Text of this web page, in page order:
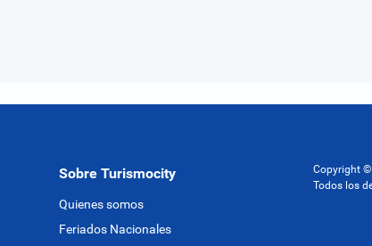
Sobre Turismocity
Quienes somos
Feriados Nacionales
Copyright
Todos los